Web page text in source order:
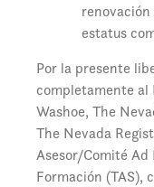
estatus
Por la presente
completamente al
Washoe, The
The Nevada
Asesor/Comité Ad
Formación (TAS),